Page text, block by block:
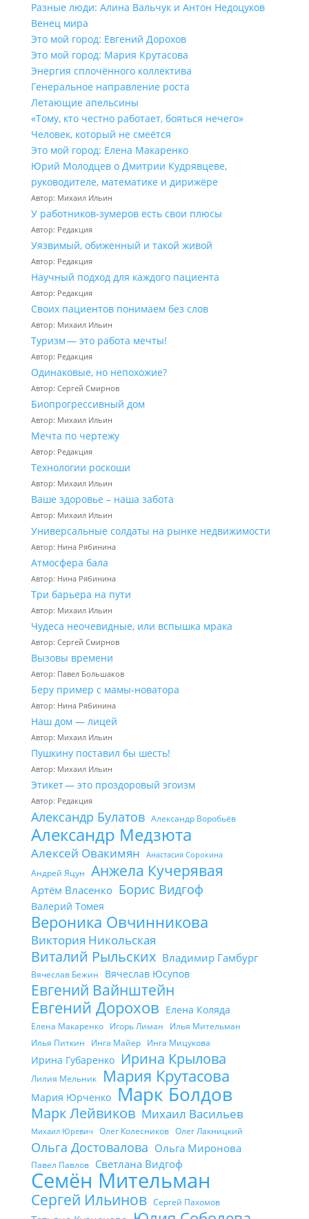
Разные люди: Алина Вальчук и Антон Недоцуков
Венец мира
Это мой город: Евгений Дорохов
Это мой город: Мария Крутасова
Энергия сплочённого коллектива
Генеральное направление роста
Летающие апельсины
«Тому, кто честно работает, бояться нечего»
Человек, который не смеётся
Это мой город: Елена Макаренко
Юрий Молодцев о Дмитрии Кудрявцеве,
руководителе, математике и дирижёре
Автор: Михаил Ильин
У работников‑зумеров есть свои плюсы
Автор: Редакция
Уязвимый, обиженный и такой живой
Автор: Редакция
Научный подход для каждого пациента
Автор: Редакция
Своих пациентов понимаем без слов
Автор: Михаил Ильин
Туризм — это работа мечты!
Автор: Редакция
Одинаковые, но непохожие?
Автор: Сергей Смирнов
Биопрогрессивный дом
Автор: Михаил Ильин
Мечта по чертежу
Автор: Редакция
Технологии роскоши
Автор: Михаил Ильин
Ваше здоровье – наша забота
Автор: Михаил Ильин
Универсальные солдаты на рынке недвижимости
Автор: Нина Рябинина
Атмосфера бала
Автор: Нина Рябинина
Три барьера на пути
Автор: Михаил Ильин
Чудеса неочевидные, или вспышка мрака
Автор: Сергей Смирнов
Вызовы времени
Автор: Павел Большаков
Беру пример с мамы-новатора
Автор: Нина Рябинина
Наш дом — лицей
Автор: Михаил Ильин
Пушкину поставил бы шесть!
Автор: Михаил Ильин
Этикет — это проздоровый эгоизм
Автор: Редакция
Александр Булатов Александр Воробьёв
Александр Медзюта
Алексей Овакимян Анастасия Сорокина
Андрей Яцун Анжела Кучерявая
Артём Власенко Борис Видгоф
Валерий Томея
Вероника Овчинникова
Виктория Никольская
Виталий Рыльских Владимир Гамбург
Вячеслав Бежин Вячеслав Юсупов
Евгений Вайнштейн
Евгений Дорохов Елена Коляда
Елена Макаренко Игорь Лиман
Илья Мительман
Илья Питкин
Инга Майер Инга Мицукова
Ирина Губаренко Ирина Крылова
Лилия Мельник Мария Крутасова
Мария Юрченко Марк Болдов
Марк Лейвиков Михаил Васильев
Михаил Юревич Олег Колесников Олег Лакницкий
Ольга Достовалова Ольга Миронова
Павел Павлов Светлана Видгоф
Семён Мительман
Сергей Ильинов Сергей Пахомов